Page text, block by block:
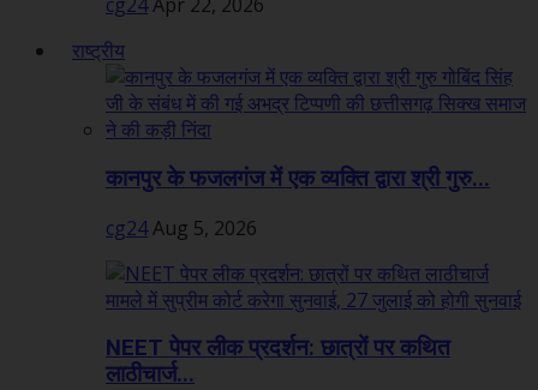
राष्ट्रीय
कानपुर के फजलगंज में एक व्यक्ति द्वारा श्री गुरु...
cg24Aug 5, 2026
NEET पेपर लीक प्रदर्शन: छात्रों पर कथित
लाठीचार्ज...